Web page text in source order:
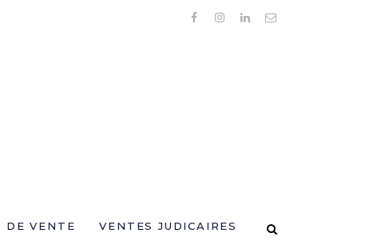
DE VENTE VENTES JUDICAIRES